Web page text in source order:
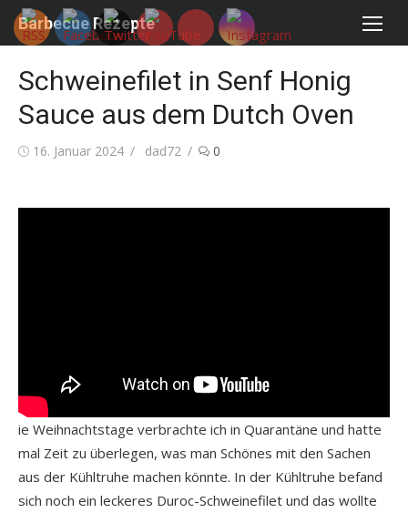
Skip
Barbecue Rezepte
Schweinefilet in Senf Honig
Sauce aus dem Dutch Oven
Posted
16. Januar 2024 Author
dad72 0
ie Weihnachtstage verbrachte ich in Quarantäne und hatte
mal Zeit zu überlegen, was man Schönes mit den Sachen
aus der Kühltruhe machen könnte. In der Kühltruhe befand
sich noch ein leckeres Duroc-Schweinefilet und das wollte